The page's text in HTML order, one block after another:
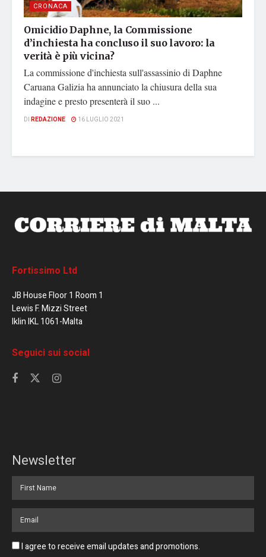
CRONACA
Omicidio Daphne, la Commissione
d’inchiesta ha concluso il suo lavoro: la
verità è più vicina?
La commissione d'inchiesta sull'assassinio di Daphne
Caruana Galizia ha annunciato la chiusura della sua
indagine e presto presenterà il suo ...
DI REDAZIONE 16 LUGLIO 2021
Fortissimo Ltd
JB House Floor 1 Room 1
Lewis F. Mizzi Street
Iklin IKL 1061-Malta
Seguici sui social
Newsletter
I agree to receive email updates and promotions.